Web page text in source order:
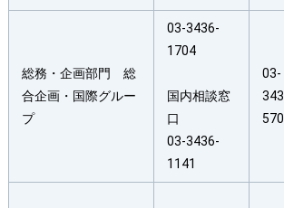
総務・企画部門 総
合企画・国際グルー
プ
03-3436-
1704
国内相談窓
口
03-3436-
1141
03-